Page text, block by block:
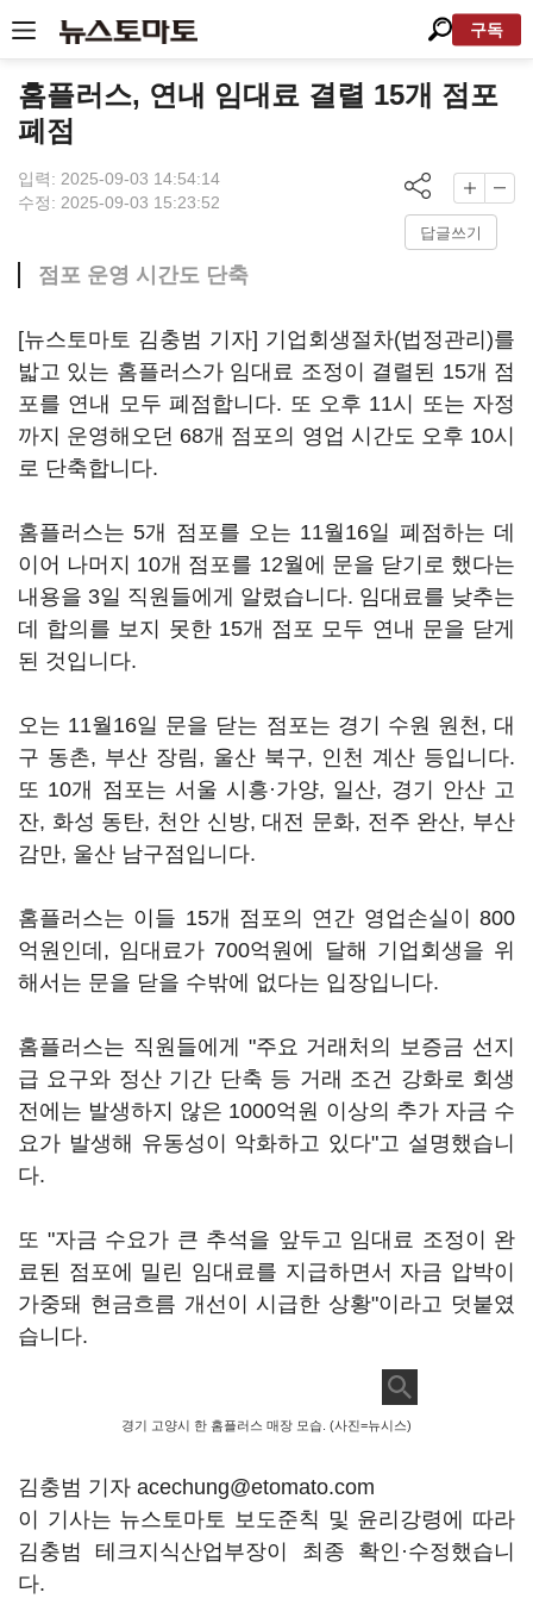
구독
홈플러스, 연내 임대료 결렬 15개 점포
폐점
입력: 2025-09-03 14:54:14
수정: 2025-09-03 15:23:52
답글쓰기
점포 운영 시간도 단축
[뉴스토마토 김충범 기자] 기업회생절차(법정관리)를
밟고 있는 홈플러스가 임대료 조정이 결렬된 15개 점
포를 연내 모두 폐점합니다. 또 오후 11시 또는 자정
까지 운영해오던 68개 점포의 영업 시간도 오후 10시
로 단축합니다.
홈플러스는 5개 점포를 오는 11월16일 폐점하는 데
이어 나머지 10개 점포를 12월에 문을 닫기로 했다는
내용을 3일 직원들에게 알렸습니다. 임대료를 낮추는
데 합의를 보지 못한 15개 점포 모두 연내 문을 닫게
된 것입니다.
오는 11월16일 문을 닫는 점포는 경기 수원 원천, 대
구 동촌, 부산 장림, 울산 북구, 인천 계산 등입니다.
또 10개 점포는 서울 시흥·가양, 일산, 경기 안산 고
잔, 화성 동탄, 천안 신방, 대전 문화, 전주 완산, 부산
감만, 울산 남구점입니다.
홈플러스는 이들 15개 점포의 연간 영업손실이 800
억원인데, 임대료가 700억원에 달해 기업회생을 위
해서는 문을 닫을 수밖에 없다는 입장입니다.
홈플러스는 직원들에게 "주요 거래처의 보증금 선지
급 요구와 정산 기간 단축 등 거래 조건 강화로 회생
전에는 발생하지 않은 1000억원 이상의 추가 자금 수
요가 발생해 유동성이 악화하고 있다"고 설명했습니
다.
또 "자금 수요가 큰 추석을 앞두고 임대료 조정이 완
료된 점포에 밀린 임대료를 지급하면서 자금 압박이
가중돼 현금흐름 개선이 시급한 상황"이라고 덧붙였
습니다.
경기 고양시 한 홈플러스 매장 모습. (사진=뉴시스)
김충범 기자 acechung@etomato.com
이 기사는 뉴스토마토 보도준칙 및 윤리강령에 따라
김충범 테크지식산업부장이 최종 확인·수정했습니
다.